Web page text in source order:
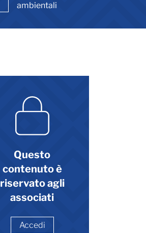
ambientali
Questo
contenuto è
riservato agli
associati
Accedi